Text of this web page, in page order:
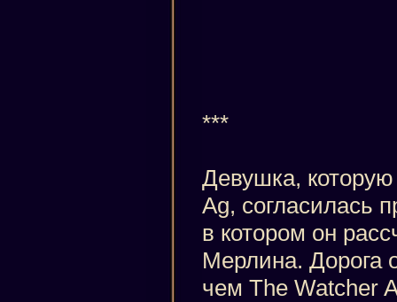
***
Девушка,
Ag, согласилась
в котором он
Мерлина. Дорога
чем The Watcher